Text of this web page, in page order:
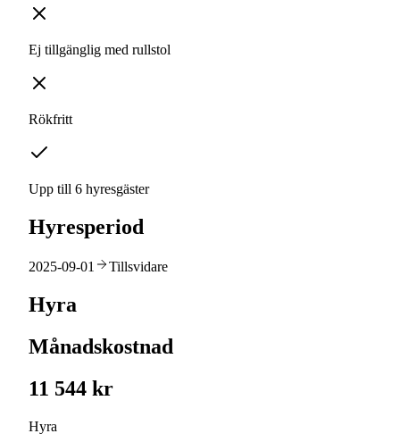
Ej tillgänglig med rullstol
Rökfritt
Upp till 6 hyresgäster
Hyresperiod
2025-09-01 Tillsvidare
Hyra
Månadskostnad
11 544 kr
Hyra